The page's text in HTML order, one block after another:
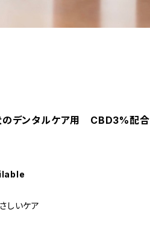
デンタルケア用 CBD3%配合
しいケア